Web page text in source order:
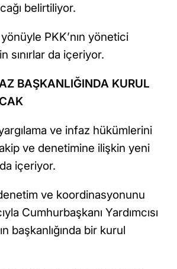
belirtiliyor.
PKK’nın yönetici
sınırlar da içeriyor.
BAŞKANLIĞINDA KURUL
ve infaz hükümlerini
ve denetimine ilişkin yeni
içeriyor.
ve koordinasyonunu
Cumhurbaşkanı Yardımcısı
başkanlığında bir kurul